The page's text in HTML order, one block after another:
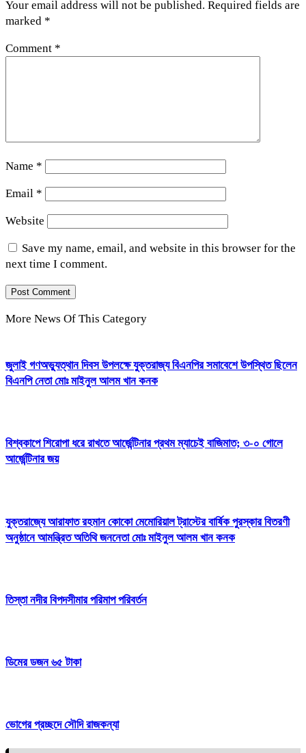
Your email address will not be published. Required fields are
marked *
Comment *
Name *
Email *
Website
Save my name, email, and website in this browser for the
next time I comment.
More News Of This Category
জুলাই গণঅভ্যুত্থান দিবস উপলক্ষে যুক্তরাজ্য বিএনপির সমাবেশে উপস্থিত ছিলেন
বিএনপি নেতা মোঃ মাইনুল আলম খান কনক
বিশ্বকাপে শিরোপা ধরে রাখতে আর্জেন্টিনার প্রথম ম্যাচেই বাজিমাত; ৩-০ গোলে
আর্জেন্টিনার জয়
যুক্তরাজ্যে আরাফাত রহমান কোকো মেম‍োরিয়াল ট্রাস্টের বার্ষিক পুরস্কার বিতরণী
অনুষ্ঠানে আমন্ত্রিত অতিথি জননেতা মোঃ মাইনুল আলম খান কনক
তিস্তা নদীর বিপদসীমার পরিমাপ পরিবর্তন
ডিমের ডজন ৬৫ টাকা
ভোগের প্রচ্ছদে সৌদি রাজকন্যা